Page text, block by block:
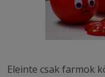
Eleinte csak farmok